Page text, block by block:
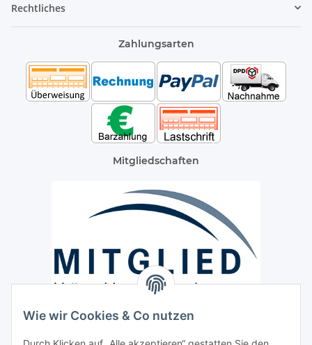
Wie wir Cookies & Co nutzen
Rechtliches
Zahlungsarten
Mitgliedschaften